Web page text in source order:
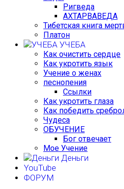
Ригведа
АХТАРВАВЕДА
Тибетская книга
Платон
УЧЕБА
Как очистить сердце
Как укротить язык
Учение о женах
песнопения
Ссылки
Как укротить глаза
Как победить
Чудеса
ОБУЧЕНИЕ
Бог отвечает
Мое Учение
Деньги
YouTube
ФОРУМ